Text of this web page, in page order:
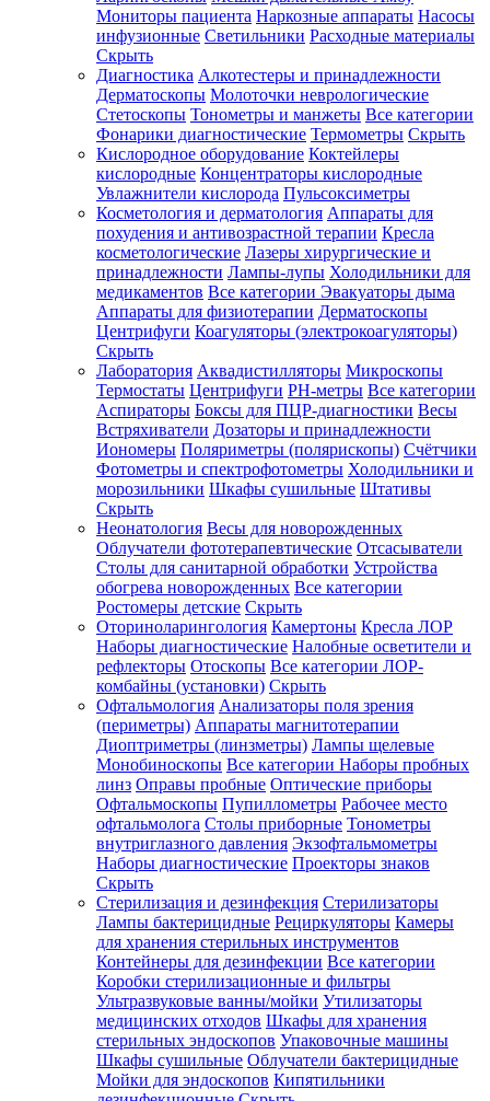
Мониторы пациента Наркозные аппараты Насосы
инфузионные Светильники Расходные материалы
Скрыть
Диагностика Алкотестеры и принадлежности
Дерматоскопы Молоточки неврологические
Стетоскопы Тонометры и манжеты Все категории
Фонарики диагностические Термометры Скрыть
Кислородное оборудование Коктейлеры
кислородные Концентраторы кислородные
Увлажнители кислорода Пульсоксиметры
Косметология и дерматология Аппараты для
похудения и антивозрастной терапии Кресла
косметологические Лазеры хирургические и
принадлежности Лампы-лупы Холодильники для
медикаментов Все категории Эвакуаторы дыма
Аппараты для физиотерапии Дерматоскопы
Центрифуги Коагуляторы (электрокоагуляторы)
Скрыть
Лаборатория Аквадистилляторы Микроскопы
Термостаты Центрифуги PH-метры Все категории
Аспираторы Боксы для ПЦР-диагностики Весы
Встряхиватели Дозаторы и принадлежности
Иономеры Поляриметры (полярископы) Счётчики
Фотометры и спектрофотометры Холодильники и
морозильники Шкафы сушильные Штативы
Скрыть
Неонатология Весы для новорожденных
Облучатели фототерапевтические Отсасыватели
Столы для санитарной обработки Устройства
обогрева новорожденных Все категории
Ростомеры детские Скрыть
Оториноларингология Камертоны Кресла ЛОР
Наборы диагностические Налобные осветители и
рефлекторы Отоскопы Все категории ЛОР-
комбайны (установки) Скрыть
Офтальмология Анализаторы поля зрения
(периметры) Аппараты магнитотерапии
Диоптриметры (линзметры) Лампы щелевые
Монобиноскопы Все категории Наборы пробных
линз Оправы пробные Оптические приборы
Офтальмоскопы Пупиллометры Рабочее место
офтальмолога Столы приборные Тонометры
внутриглазного давления Экзофтальмометры
Наборы диагностические Проекторы знаков
Скрыть
Стерилизация и дезинфекция Стерилизаторы
Лампы бактерицидные Рециркуляторы Камеры
для хранения стерильных инструментов
Контейнеры для дезинфекции Все категории
Коробки стерилизационные и фильтры
Ультразвуковые ванны/мойки Утилизаторы
медицинских отходов Шкафы для хранения
стерильных эндоскопов Упаковочные машины
Шкафы сушильные Облучатели бактерицидные
Мойки для эндоскопов Кипятильники